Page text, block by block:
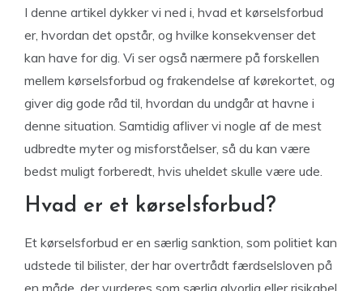
I denne artikel dykker vi ned i, hvad et kørselsforbud
er, hvordan det opstår, og hvilke konsekvenser det
kan have for dig. Vi ser også nærmere på forskellen
mellem kørselsforbud og frakendelse af kørekortet, og
giver dig gode råd til, hvordan du undgår at havne i
denne situation. Samtidig afliver vi nogle af de mest
udbredte myter og misforståelser, så du kan være
bedst muligt forberedt, hvis uheldet skulle være ude.
Hvad er et kørselsforbud?
Et kørselsforbud er en særlig sanktion, som politiet kan
udstede til bilister, der har overtrådt færdselsloven på
en måde, der vurderes som særlig alvorlig eller risikabel